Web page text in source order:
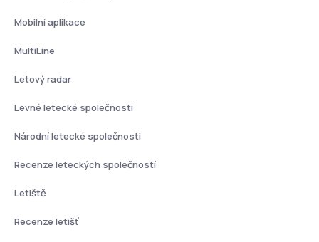
Mobilní aplikace
MultiLine
Letový radar
Levné letecké společnosti
Národní letecké společnosti
Recenze leteckých společností
Letiště
Recenze letišť